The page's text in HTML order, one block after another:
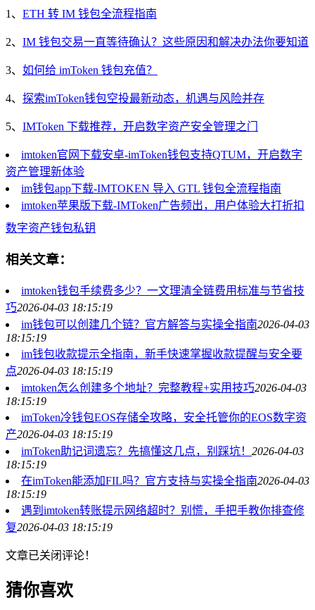
1、 ETH 转 IM 钱包全流程指南
2、 IM 钱包交易一直等待确认？这些原因和解决办法你要知道
3、 如何给 imToken 钱包充值？
4、 探索imToken钱包空投最新动态，机遇与风险并存
5、 IMToken 下载推荐，开启数字资产安全管理之门
imtoken官网下载安卓-imToken钱包支持QTUM，开启数字
资产管理新体验
im钱包app下载-IMTOKEN 导入 GTL 钱包全流程指南
imtoken苹果版下载-IMToken广告频出，用户体验大打折扣
数字资产钱包私钥
相关文章：
imtoken钱包手续费多少？一文理清全链费用标准与节省技
巧2026-04-03 18:15:19
im钱包可以创建几个链？官方解答与实操全指南2026-04-03
18:15:19
im钱包收款提示全指南，新手快速掌握收款提醒与安全要
点2026-04-03 18:15:19
imtoken怎么创建多个地址？完整教程+实用技巧2026-04-03
18:15:19
imToken冷钱包EOS存储全攻略，安全托管你的EOS数字资
产2026-04-03 18:15:19
imToken助记词遗忘？先搞懂这几点，别踩坑！ 2026-04-03
18:15:19
在imToken能添加FIL吗？官方支持与实操全指南2026-04-03
18:15:19
遇到imtoken转账提示网络超时？别慌，手把手教你排查修
复2026-04-03 18:15:19
文章已关闭评论！
猜你喜欢